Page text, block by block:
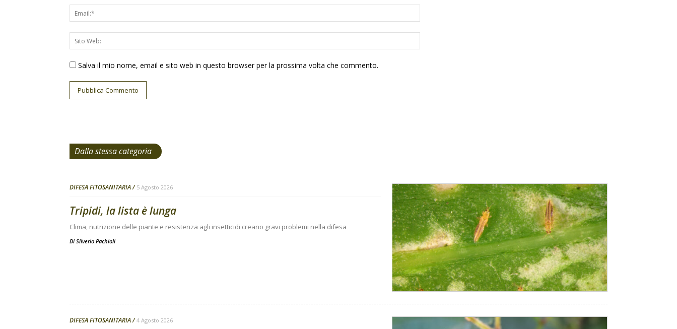
Salva il mio nome, email e sito web in questo browser per la prossima volta che commento.
Dalla stessa categoria
DIFESA FITOSANITARIA 5 Agosto 2026
Tripidi, la lista è lunga
Clima, nutrizione delle piante e resistenza agli insetticidi creano gravi problemi nella difesa
Di Silverio Pachioli
DIFESA FITOSANITARIA 4 Agosto 2026